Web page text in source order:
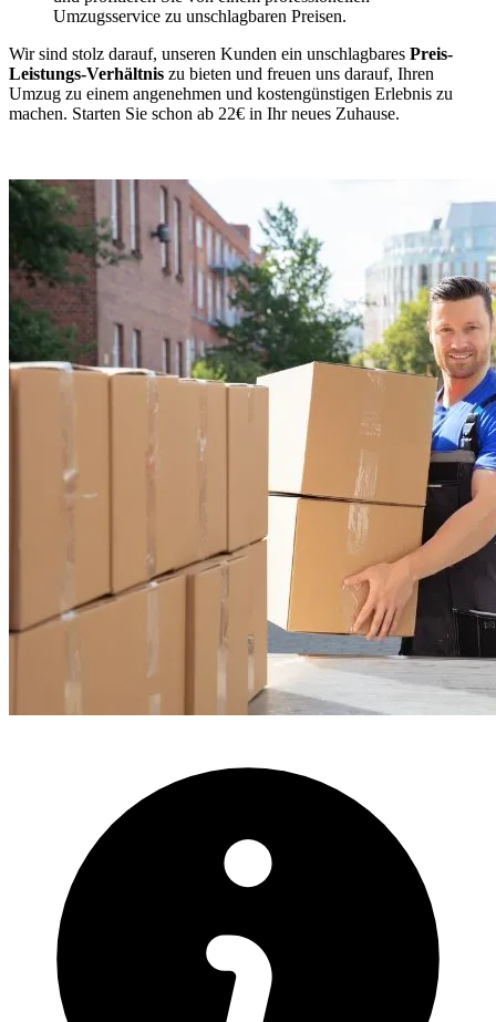
Umzugsservice zu unschlagbaren Preisen.
Wir sind stolz darauf, unseren Kunden ein unschlagbares Preis-
Leistungs-Verhältnis zu bieten und freuen uns darauf, Ihren
Umzug zu einem angenehmen und kostengünstigen Erlebnis zu
machen. Starten Sie schon ab 22€ in Ihr neues Zuhause.